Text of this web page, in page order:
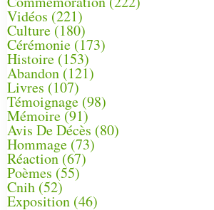
Vidéos (221)
Culture(180)
Cérémonie (173)
Histoire (153)
Abandon(121)
Livres (107)
Témoignage (98)
Mémoire (91)
Avis De Décès (80)
Hommage (73)
Réaction(67)
Poèmes (55)
Cnih (52)
Exposition (46)